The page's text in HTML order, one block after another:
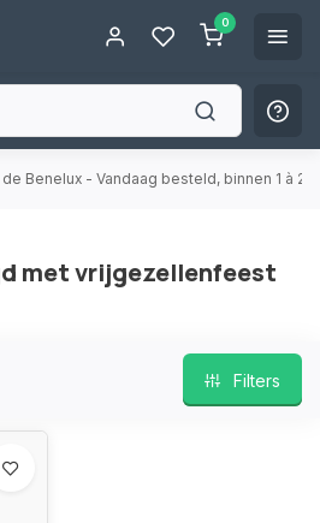
0
Benelux - Vandaag besteld, binnen 1 à 2
met vrijgezellenfeest
Filters